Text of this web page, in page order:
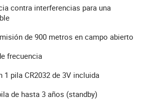
contra interferencias para una
de 900 metros en campo abierto
frecuencia
1 pila CR2032 de 3V incluida
de hasta 3 años (standby)